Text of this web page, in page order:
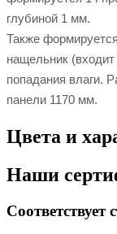
глубиной 1 мм.
Также
нащельник
попадания влаги.
панели 1170 мм.
Цвета и
Наши